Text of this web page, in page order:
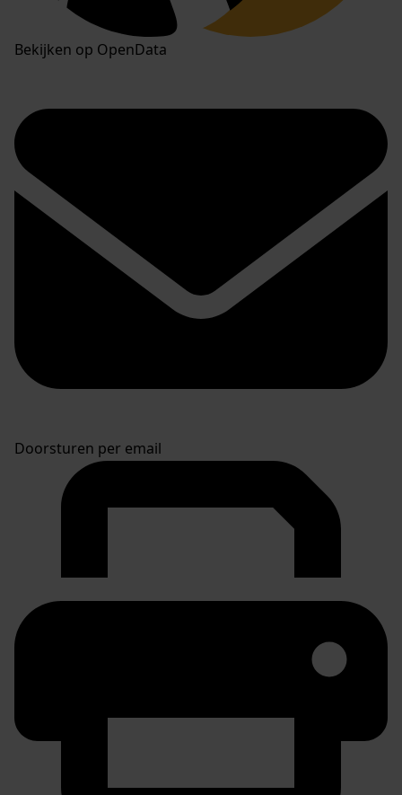
Bekijken op OpenData
Doorsturen per email